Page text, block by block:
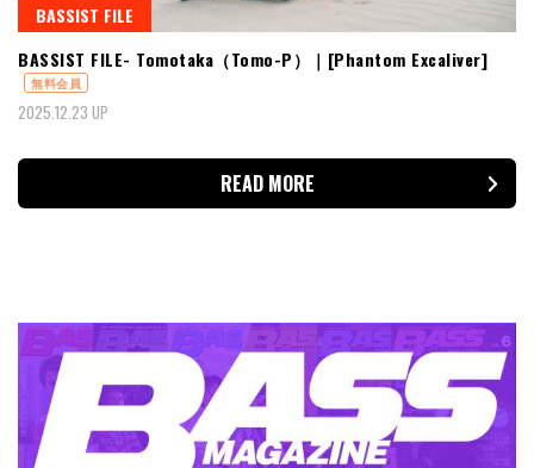
BASSIST FILE
BASSIST FILE- Tomotaka（Tomo-P）｜[Phantom Excaliver]
無料会員
2025.12.23 UP
READ MORE